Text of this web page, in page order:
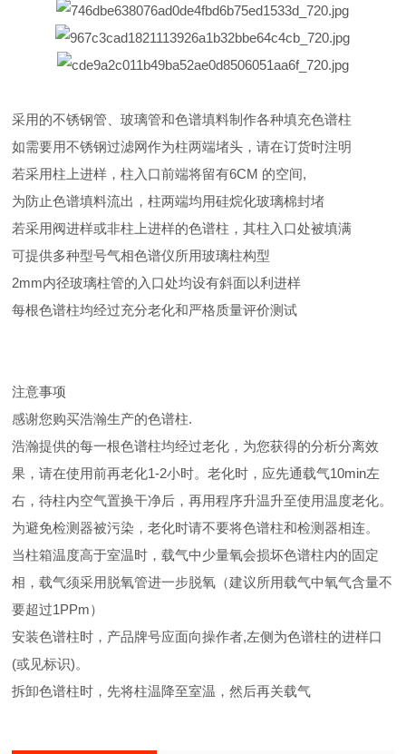
采用的不锈钢管、玻璃管和色谱填料制作各种填充色谱柱
如需要用不锈钢过滤网作为柱两端堵头，请在订货时注明
若采用柱上进样，柱入口前端将留有6CM 的空间,
为防止色谱填料流出，柱两端均用硅烷化玻璃棉封堵
若采用阀进样或非柱上进样的色谱柱，其柱入口处被填满
可提供多种型号气相色谱仪所用玻璃柱构型
2mm内径玻璃柱管的入口处均设有斜面以利进样
每根色谱柱均经过充分老化和严格质量评价测试
注意事项
感谢您购买浩瀚生产的色谱柱.
浩瀚提供的每一根色谱柱均经过老化，为您获得的分析分离效
果，请在使用前再老化1-2小时。老化时，应先通载气10min左
右，待柱内空气置换干净后，再用程序升温升至使用温度老化。
为避免检测器被污染，老化时请不要将色谱柱和检测器相连。
当柱箱温度高于室温时，载气中少量氧会损坏色谱柱内的固定
相，载气须采用脱氧管进一步脱氧（建议所用载气中氧气含量不
要超过1PPm）
安装色谱柱时，产品牌号应面向操作者,左侧为色谱柱的进样口
(或见标识)。
拆卸色谱柱时，先将柱温降至室温，然后再关载气